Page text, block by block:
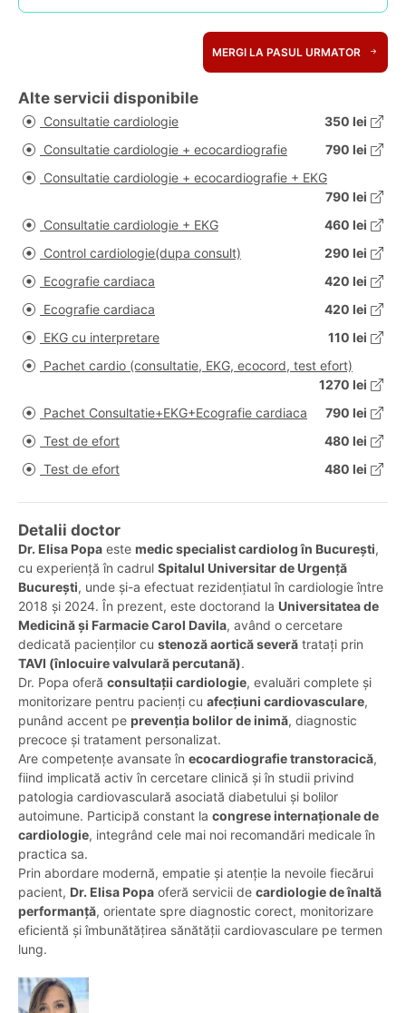
MERGI LA PASUL URMATOR
Alte servicii disponibile
Consultatie cardiologie
350 lei
Consultatie cardiologie + ecocardiografie
790 lei
Consultatie cardiologie + ecocardiografie + EKG
790 lei
Consultatie cardiologie + EKG
460 lei
Control cardiologie(dupa consult)
290 lei
Ecografie cardiaca
420 lei
Ecografie cardiaca
420 lei
EKG cu interpretare
110 lei
Pachet cardio (consultatie, EKG, ecocord, test efort)
1270 lei
Pachet Consultatie+EKG+Ecografie cardiaca
790 lei
Test de efort
480 lei
Test de efort
480 lei
Detalii doctor
Dr. Elisa Popa este medic specialist cardiolog în București,
cu experiență în cadrul Spitalul Universitar de Urgență
București, unde și-a efectuat rezidențiatul în cardiologie între
2018 și 2024. În prezent, este doctorand la Universitatea de
Medicină și Farmacie Carol Davila, având o cercetare
dedicată pacienților cu stenoză aortică severă tratați prin
TAVI (înlocuire valvulară percutană).
Dr. Popa oferă consultații cardiologie, evaluări complete și
monitorizare pentru pacienți cu afecțiuni cardiovasculare,
punând accent pe prevenția bolilor de inimă, diagnostic
precoce și tratament personalizat.
Are competențe avansate în ecocardiografie transtoracică,
fiind implicată activ în cercetare clinică și în studii privind
patologia cardiovasculară asociată diabetului și bolilor
autoimune. Participă constant la congrese internaționale de
cardiologie, integrând cele mai noi recomandări medicale în
practica sa.
Prin abordare modernă, empatie și atenție la nevoile fiecărui
pacient, Dr. Elisa Popa oferă servicii de cardiologie de înaltă
performanță, orientate spre diagnostic corect, monitorizare
eficientă și îmbunătățirea sănătății cardiovasculare pe termen
lung.